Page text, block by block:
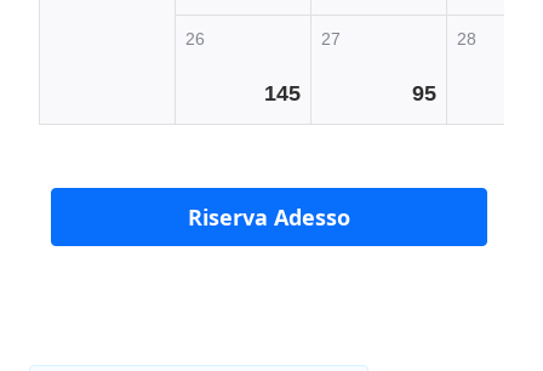
26
145
27
95
28
Riserva Adesso